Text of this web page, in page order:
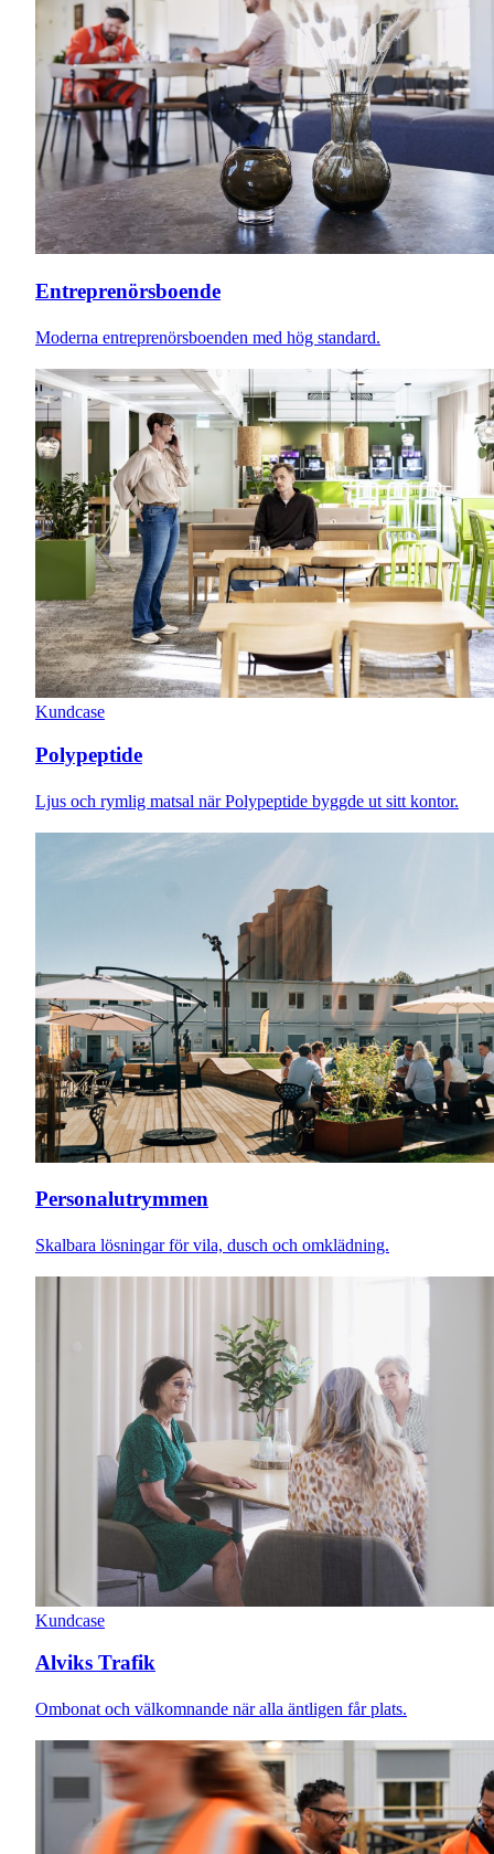
Entreprenörsboende
Moderna entreprenörsboenden med hög standard.
Kundcase
Polypeptide
Ljus och rymlig matsal när Polypeptide byggde ut sitt kontor.
Personalutrymmen
Skalbara lösningar för vila, dusch och omklädning.
Kundcase
Alviks Trafik
Ombonat och välkomnande när alla äntligen får plats.